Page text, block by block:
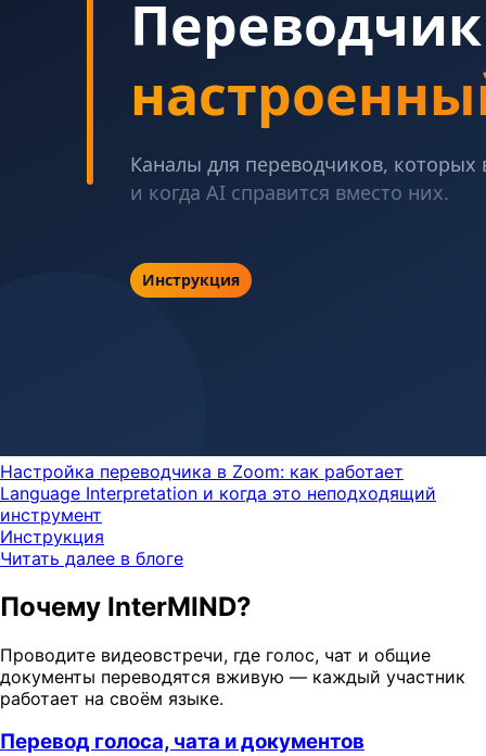
Настройка переводчика в Zoom: как работает
Language Interpretation и когда это неподходящий
инструмент
Инструкция
Читать далее в блоге
Почему InterMIND?
Проводите видеовстречи, где голос, чат и общие
документы переводятся вживую — каждый участник
работает на своём языке.
Перевод голоса, чата и документов